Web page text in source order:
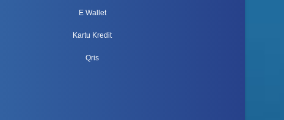
E Wallet
Kartu Kredit
Qris